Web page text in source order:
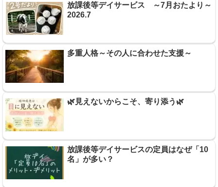
放課後等デイサービス ～7月おたより～
2026.7
多重人格～その人に合わせた支援～
🌿見えないからこそ、寄り添う🌿
放課後等デイサービスの定員はなぜ「10
名」が多い？